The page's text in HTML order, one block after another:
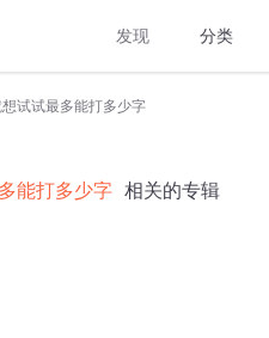
发现 分类
试试最多能打多少字
能打多少字 相关的专辑